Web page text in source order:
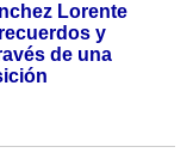
Lorente
y
de una